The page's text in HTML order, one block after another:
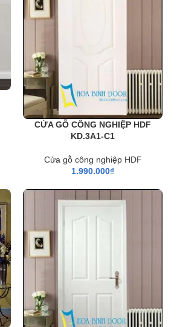
CỬA GỖ CÔNG NGHIỆP HDF
KD.3A1-C1
Cửa gỗ công nghiệp HDF
1.990.000₫